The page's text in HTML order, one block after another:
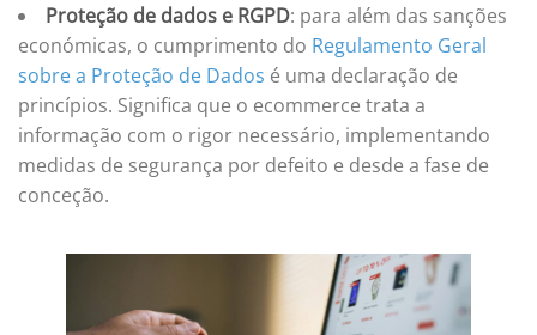
Proteção de dados e RGPD: para além das sanções
económicas, o cumprimento do Regulamento Geral
sobre a Proteção de Dados é uma declaração de
princípios. Significa que o ecommerce trata a
informação com o rigor necessário, implementando
medidas de segurança por defeito e desde a fase de
conceção.